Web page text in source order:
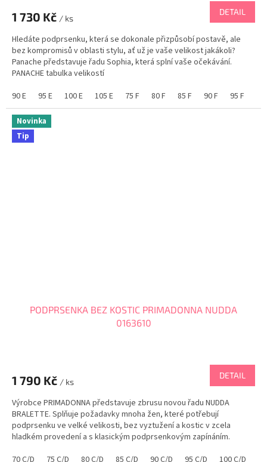
1 730 Kč / ks
DETAIL
Hledáte podprsenku, která se dokonale přizpůsobí postavě, ale
bez kompromisů v oblasti stylu, ať už je vaše velikost jakákoli?
Panache představuje řadu Sophia, která splní vaše očekávání.
PANACHE tabulka velikostí
90 E
95 E 100 E 105 E 75 F 80 F 85 F 90 F 95 F
Novinka
Tip
PODPRSENKA BEZ KOSTIC PRIMADONNA NUDDA
0163610
1 790 Kč / ks
DETAIL
Výrobce PRIMADONNA představuje zbrusu novou řadu NUDDA
BRALETTE. Splňuje požadavky mnoha žen, které potřebují
podprsenku ve velké velikosti, bez vyztužení a kostic v zcela
hladkém provedení a s klasickým podprsenkovým zapínáním.
70 C/D
75 C/D 80 C/D 85 C/D 90 C/D 95 C/D 100 C/D